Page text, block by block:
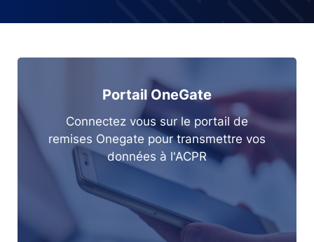
Portail OneGate
Connectez vous sur le portail de
remises Onegate pour transmettre vos
données à l'ACPR